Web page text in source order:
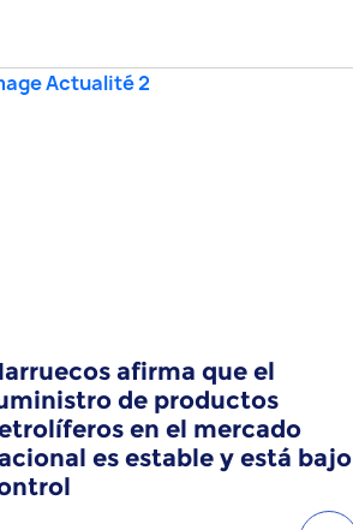
afirma que el
de productos
en el mercado
es estable y está bajo